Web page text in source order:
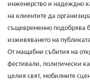
инженерство и надеждно
на клиентите да
същевременно подобрява
изживяването на
От мащабни събития на
фестивали, политически
целия свят, мобилните